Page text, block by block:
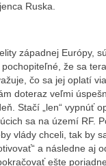
Ruska.
západnej Európy,
že sa
čo sa jej oplatí
doteraz veľmi
Stačí „len“ vypnúť
sa na území RF.
vlády chceli, tak by
a následne aj
ešte